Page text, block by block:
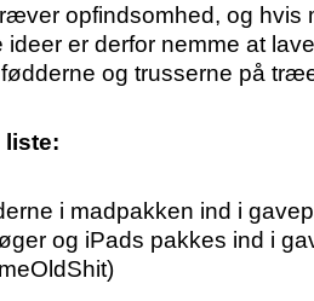
opfindsomhed, og
ideer er derfor nemme at
og trusserne på
liste:
i madpakken ind i
og iPads pakkes ind i